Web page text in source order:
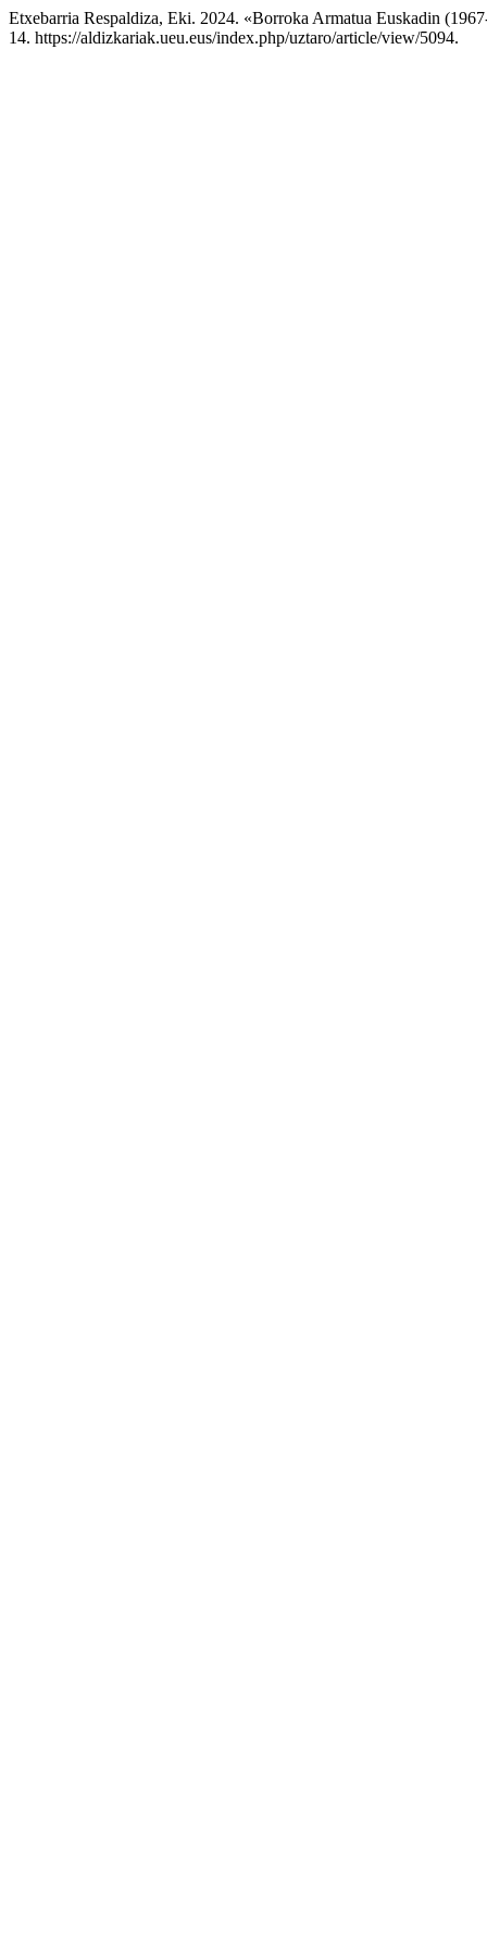
Etxebarria Respaldiza, Eki. 2024. «Borroka Armatua Euskadin
14. https://aldizkariak.ueu.eus/index.php/uztaro/article/view/5094.